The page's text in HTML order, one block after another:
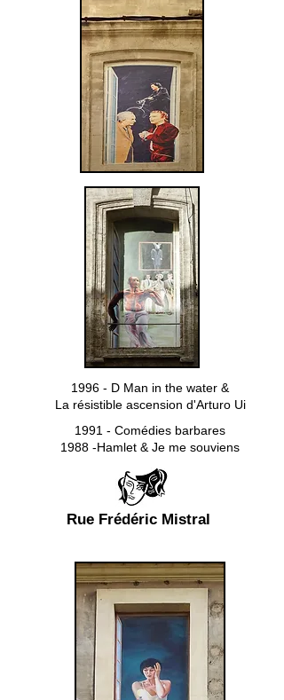
1996 - D Man in the water &
La résistible ascension d'Arturo Ui
1991 - Comédies barbares
1988 -Hamlet & Je me souviens
Rue Frédéric Mistral